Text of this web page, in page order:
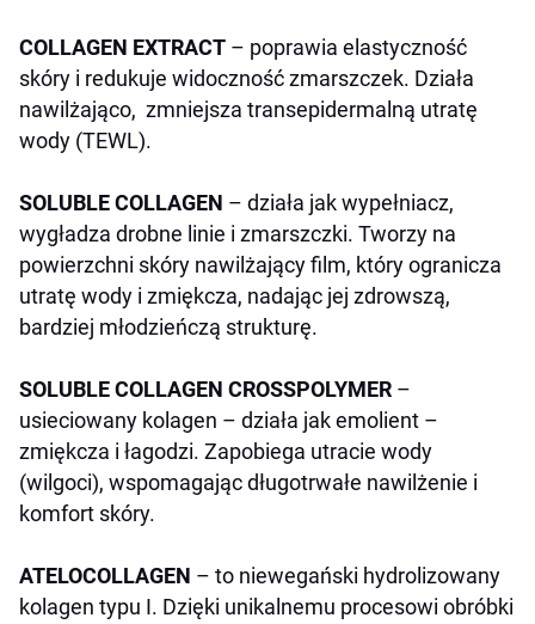
COLLAGEN EXTRACT – poprawia elastyczność
skóry i redukuje widoczność zmarszczek. Działa
nawilżająco, zmniejsza transepidermalną utratę
wody (TEWL).
SOLUBLE COLLAGEN – działa jak wypełniacz,
wygładza drobne linie i zmarszczki. Tworzy na
powierzchni skóry nawilżający film, który ogranicza
utratę wody i zmiękcza, nadając jej zdrowszą,
bardziej młodzieńczą strukturę.
SOLUBLE COLLAGEN CROSSPOLYMER –
usieciowany kolagen – działa jak emolient –
zmiękcza i łagodzi. Zapobiega utracie wody
(wilgoci), wspomagając długotrwałe nawilżenie i
komfort skóry.
ATELOCOLLAGEN – to niewegański hydrolizowany
kolagen typu I. Dzięki unikalnemu procesowi obróbki